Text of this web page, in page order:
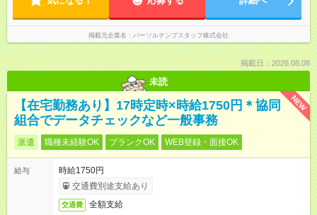
掲載元企業名 パーソルテンプスタッフ株式会社
掲載日：2026.08.08
未読
NEW
【在宅勤務あり】17時定時×時給1750円＊協同
組合でデータチェックなど一般事務
派遣 職種未経験OK ブランクOK WEB登録・面接OK
給与
時給1750円
交通費別途支給あり
交通費 全額支給